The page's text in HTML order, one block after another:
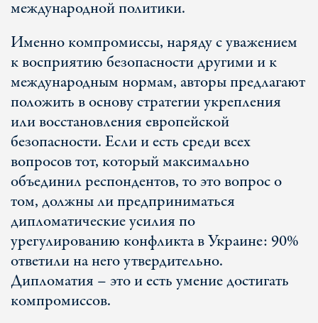
международной политики.
Именно компромиссы, наряду с уважением
к восприятию безопасности другими и к
международным нормам, авторы предлагают
положить в основу стратегии укрепления
или восстановления европейской
безопасности. Если и есть среди всех
вопросов тот, который максимально
объединил респондентов, то это вопрос о
том, должны ли предприниматься
дипломатические усилия по
урегулированию конфликта в Украине: 90%
ответили на него утвердительно.
Дипломатия – это и есть умение достигать
компромиссов.